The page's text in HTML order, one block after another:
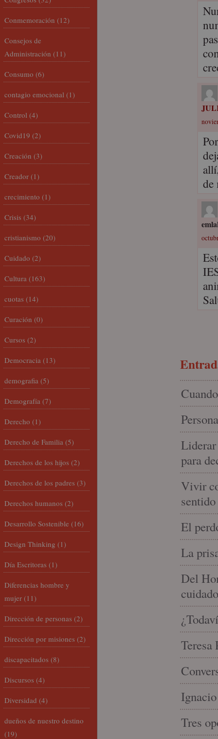
de
para
Vivir
El
La
Del
cuidado
Teresa
Tres
Conmemoración (12)
Consejos de
Administración (11)
Consumo (6)
contagio emocional (1)
Control (4)
Covid19 (2)
Creación (3)
Creador (1)
crecimiento (1)
Crisis (34)
cristianismo (20)
Cuidado (2)
Cultura (163)
cuotas (14)
Curación (0)
Cursos (2)
Democracia (13)
demografia (5)
Demografía (7)
Derecho (1)
Derecho de Familia (5)
Derechos de los hijos (2)
Derechos de los padres (3)
Derechos humanos (2)
Desarrollo Sostenible (16)
Design Thinking (1)
Día Escritoras (1)
Diferencias hombre y
mujer (11)
Dirección de personas (2)
Dirección por misiones (2)
discapacitados (8)
Discursos (4)
Diversidad (4)
dueños de nuestro destino
(19)